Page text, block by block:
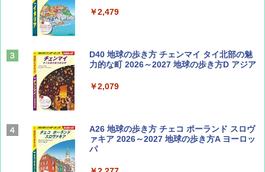
￥713
山と溪谷 2026年8月号「南アルプス大全」
Coyote No.89 特集 星野道夫 夢見る旅
￥1,540
￥2,479
D40 地球の歩き方 チェンマイ タイ北部の魅
力的な町 2026～2027 地球の歩き方D アジア
￥2,079
A26 地球の歩き方 チェコ ポーランド スロヴ
ァキア 2026～2027 地球の歩き方A ヨーロッ
パ